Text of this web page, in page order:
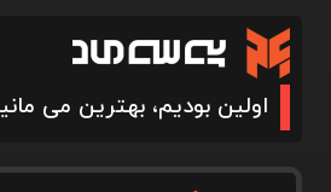
اولین بودیم، بهترین می